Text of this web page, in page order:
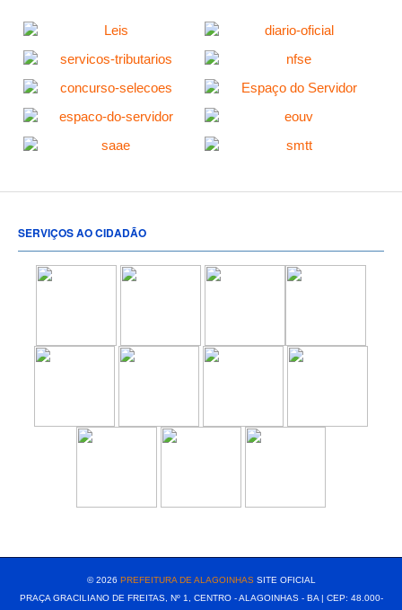
SERVIÇOS AO CIDADÃO
© 2026 PREFEITURA DE ALAGOINHASSITE OFICIAL
PRAÇA GRACILIANO DE FREITAS, Nº 1, CENTRO - ALAGOINHAS - BA | CEP: 48.000-